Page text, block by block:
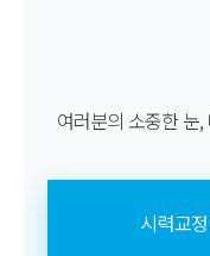
여러분의 소중한 눈
시력교